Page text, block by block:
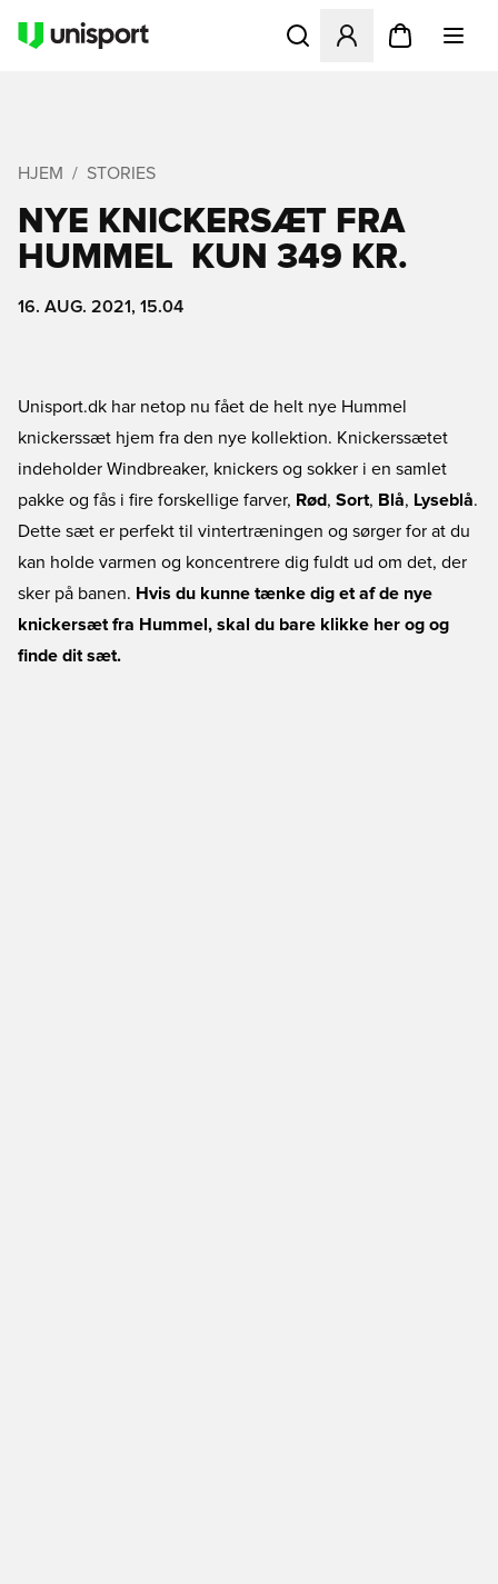
Åbner en Modal til at
HJEM STORIES
NYE KNICKERSÆT FRA
HUMMEL  KUN 349 KR.
16. AUG. 2021, 15.04
Unisport.dk har netop nu fået de helt nye Hummel
knickerssæt hjem fra den nye kollektion. Knickerssætet
indeholder Windbreaker, knickers og sokker i en samlet
pakke og fås i fire forskellige farver, Rød, Sort, Blå, Lyseblå.
Dette sæt er perfekt til vintertræningen og sørger for at du
kan holde varmen og koncentrere dig fuldt ud om det, der
sker på banen. Hvis du kunne tænke dig et af de nye
knickersæt fra Hummel, skal du bare klikke her og og
finde dit sæt.